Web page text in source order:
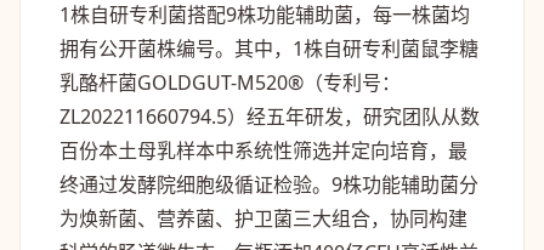
1株自研专利菌搭配9株功能辅助菌，每一株菌均
拥有公开菌株编号。其中，1株自研专利菌鼠李糖
乳酪杆菌GOLDGUT-M520®（专利号：
ZL202211660794.5）经五年研发，研究团队从数
百份本土母乳样本中系统性筛选并定向培育，最
终通过发酵院细胞级循证检验。9株功能辅助菌分
为焕新菌、营养菌、护卫菌三大组合，协同构建